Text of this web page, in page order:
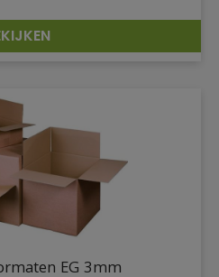
DETAILS
EG 3mm